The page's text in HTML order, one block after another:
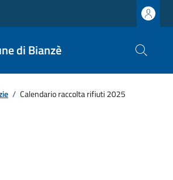
di Bianzè
/ Calendario raccolta rifiuti 2025